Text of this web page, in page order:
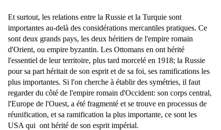
Et surtout, les relations entre la Russie et la Turquie sont
importantes au-delà des considérations mercantiles pratiques. Ce
sont deux grands pays, les deux héritiers de l'empire romain
d'Orient, ou empire byzantin. Les Ottomans en ont hérité
l'essentiel de leur territoire, plus tard morcelé en 1918; la Russie
pour sa part héritait de son esprit et de sa foi, ses ramifications les
plus importantes. Si l'on cherche à établir des symétries, il faut
regarder du côté de l'empire romain d'Occident: son corps central,
l'Europe de l'Ouest, a été fragmenté et se trouve en processus de
réunification, et sa ramification la plus importante, ce sont les
USA qui ont hérité de son esprit impérial.